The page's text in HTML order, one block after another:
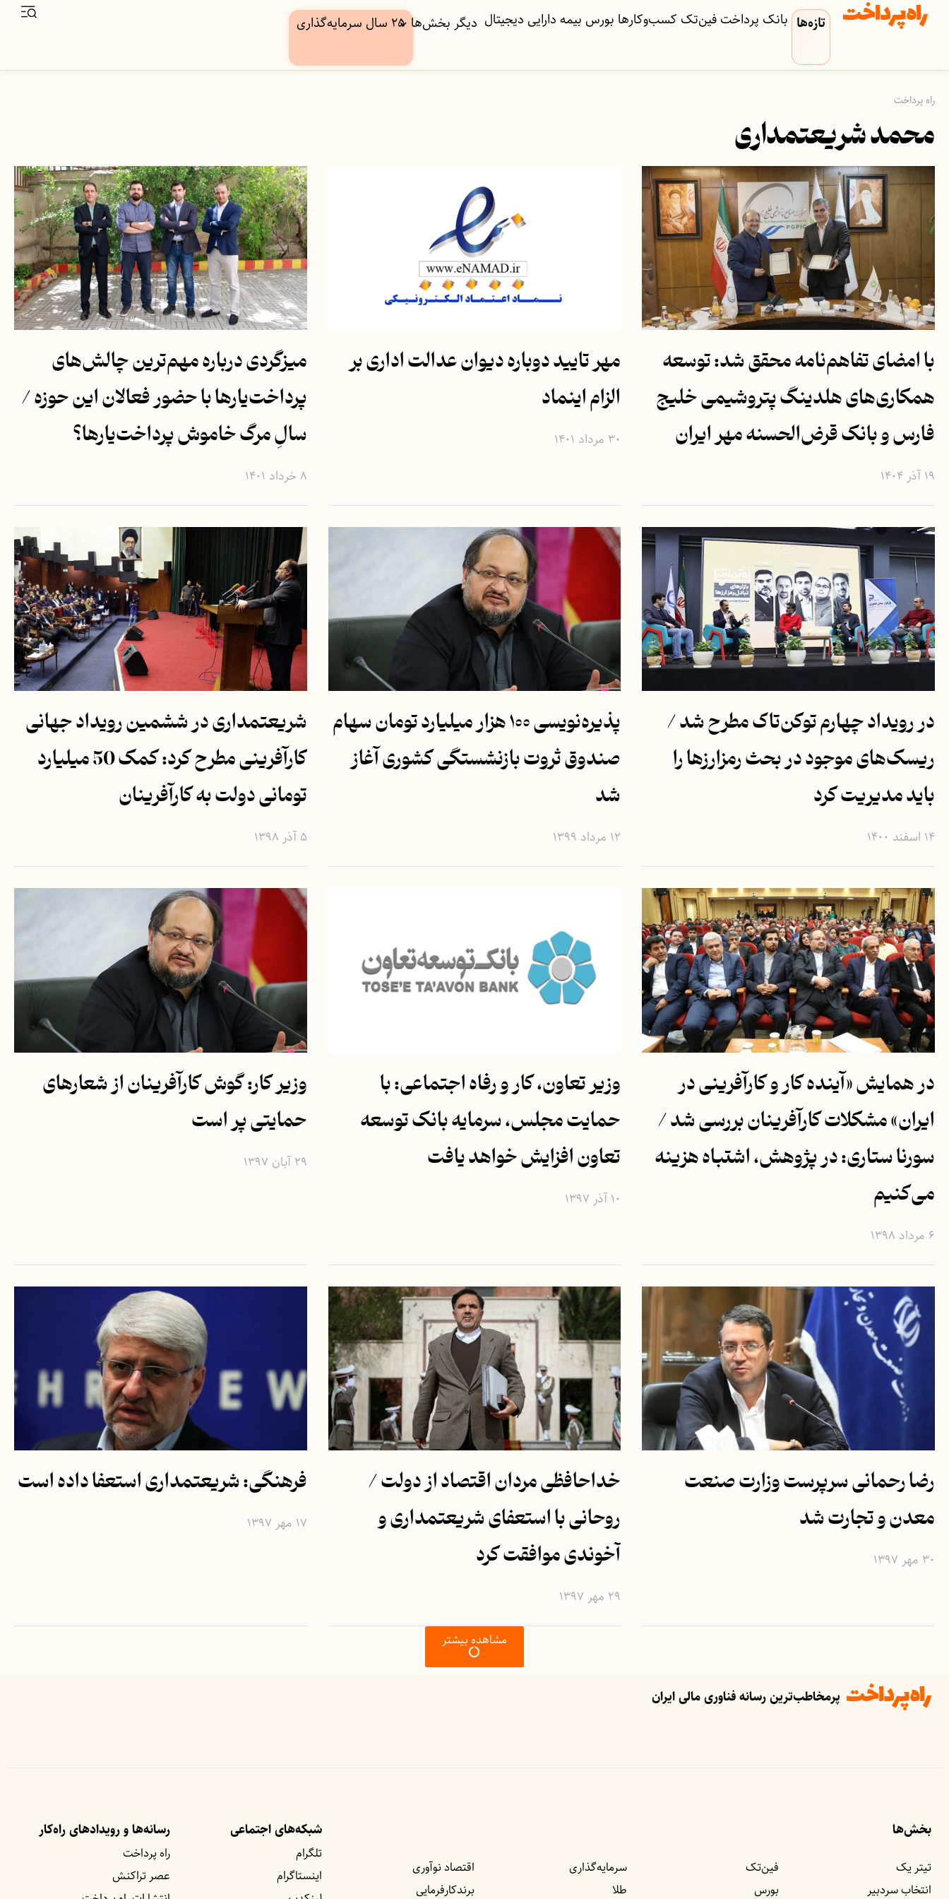
تازه‌ها بانک پرداختفین‌تک کسب‌وکار‌ها بورس بیمهدارایی دیجیتال دیگر بخش‌ها ۲۵ سال سرمایه‌گذاری
راه پرداخت
محمد شریعتمداری
با امضای تفاهم‌نامه محقق شد: توسعه
همکاری‌های هلدینگ پتروشیمی خلیج
فارس و بانک قرض‌الحسنه مهر ایران
۱۹ آذر ۱۴۰۴
مهر تایید دوباره دیوان عدالت اداری بر
الزام اینماد
۳۰ مرداد ۱۴۰۱
میزگردی درباره مهم‌ترین چالش‌های
پرداخت‌یارها با حضور فعالان این حوزه /
سالِ مرگ خاموش پرداخت‌یارها؟
۸ خرداد ۱۴۰۱
در رویداد چهارم توکن‌تاک مطرح شد /
ریسک‌های موجود در بحث رمزارزها را
باید مدیریت کرد
۱۴ اسفند ۱۴۰۰
پذیره‌نویسی ۱۰۰ هزار میلیارد تومان سهام
صندوق ثروت بازنشستگی کشوری آغاز
شد
۱۲ مرداد ۱۳۹۹
شریعتمداری در ششمین رویداد جهانی
کارآفرینی مطرح کرد: کمک 50 میلیارد
تومانی دولت به کارآفرینان
۵ آذر ۱۳۹۸
در همایش «آینده کار و کارآفرینی در
ایران» مشکلات کارآفرینان بررسی شد /
سورنا ستاری: در پژوهش، اشتباه هزینه
می‌کنیم
۶ مرداد ۱۳۹۸
وزیر تعاون، کار و رفاه اجتماعی: با
حمایت مجلس، سرمایه بانک توسعه
تعاون افزایش خواهد یافت
۱۰ آذر ۱۳۹۷
وزیر کار: گوش کارآفرینان از شعارهای
حمایتی پر است
۲۹ آبان ۱۳۹۷
رضا رحمانی سرپرست وزارت صنعت
معدن و تجارت شد
۳۰ مهر ۱۳۹۷
خداحافظی مردان اقتصاد از دولت /
روحانی با استعفای شریعتمداری و
آخوندی موافقت کرد
۲۹ مهر ۱۳۹۷
فرهنگی: شریعتمداری استعفا داده است
۱۷ مهر ۱۳۹۷
مشاهده بیشتر
پرمخاطب‌ترین رسانه فناوری مالی ایران
بخش‌ها
تیتر یک
انتخاب سردبیر
فین‌تک
بورس
سرمایه‌گذاری
طلا
اقتصاد نوآوری
برندکارفرمایی
شبکه‌های اجتماعی
تلگرام
اینستاگرام
رسانه‌ها و رویداد‌های راه‌کار
راه پرداخت
عصر تراکنش